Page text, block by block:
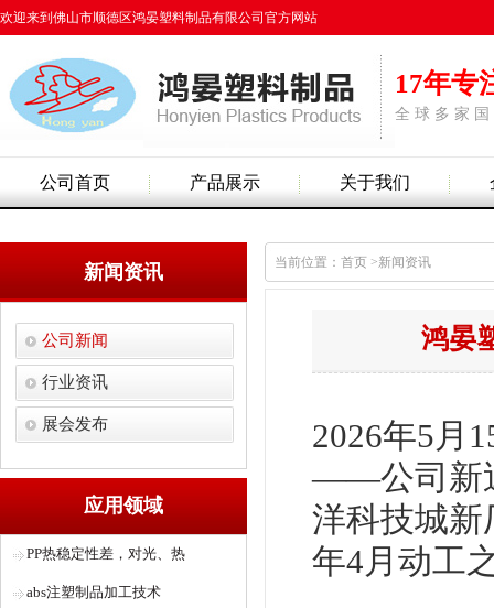
欢迎来到佛山市顺德区鸿晏塑料制品有限公司官方网站
17年专
全 球 多 家
公司首页 产品展示 关于我们
新闻资讯
公司新闻
行业资讯
展会发布
应用领域
PP热稳定性差，对光、热
abs注塑制品加工技术
当前位置：首页 >新闻资讯
鸿晏
2026年5月
——公司新
洋科技城新
年4月动工